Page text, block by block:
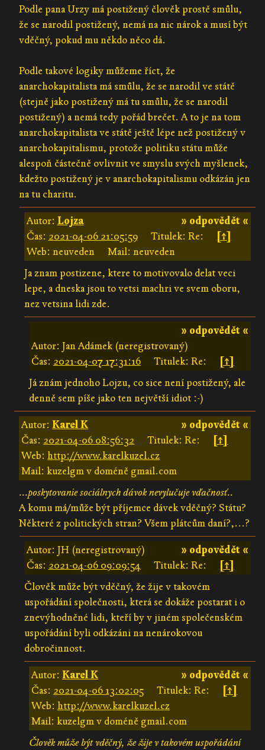
Podle pana Urzy má postižený člověk prostě smůlu,
že se narodil postižený, nemá na nic nárok a musí být
vděčný, pokud mu někdo něco dá.
Podle takové logiky můžeme říct, že
anarchokapitalista má smůlu, že se narodil ve státě
(stejně jako postižený má tu smůlu, že se narodil
postižený) a nemá tedy pořád brečet. A to je na tom
anarchokapitalista ve státě ještě lépe než postižený v
anarchokapitalismu, protože politiku státu může
alespoň částečně ovlivnit ve smyslu svých myšlenek,
kdežto postižený je v anarchokapitalismu odkázán jen
na tu charitu.
» odpovědět «
Autor: Lojza
Čas: 2021-04-06 21:05:59 Titulek: Re:
[↑]
Web: neuveden
Mail: neuveden
Ja znam postizene, ktere to motivovalo delat veci
lepe, a dneska jsou to vetsi machri ve svem oboru,
nez vetsina lidi zde.
» odpovědět «
Autor: Jan Adámek (neregistrovaný)
Čas: 2021-04-07 17:31:16 Titulek: Re:
[↑]
Já znám jednoho Lojzu, co sice není postižený, ale
denně sem píše jako ten největší idiot :-)
» odpovědět «
Autor:Karel K
Čas: 2021-04-06 08:56:32 Titulek: Re:
[↑]
Web:http://www.karelkuzel.cz
Mail: kuzelgm v doméně gmail.com
...poskytovanie sociálnych dávok nevylučuje vďačnosť..
A komu má/může být příjemce dávek vděčný? Státu?
Některé z politických stran? Všem plátcům daní?,...?
» odpovědět «
Autor: JH (neregistrovaný)
Čas: 2021-04-06 09:09:54 Titulek: Re:
[↑]
Člověk může být vděčný, že žije v takovém
uspořádání společnosti, která se dokáže postarat i o
znevýhodněné lidi, kteří by v jiném společenském
uspořádání byli odkázáni na nenárokovou
dobročinnost.
» odpovědět «
Autor: Karel K
Čas: 2021-04-06 13:02:05 Titulek: Re:
[↑]
Web: http://www.karelkuzel.cz
Mail: kuzelgm v doméně gmail.com
Člověk může být vděčný, že žije v takovém uspořádání